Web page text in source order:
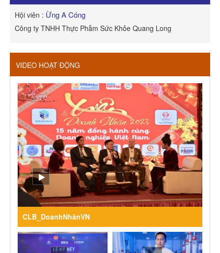
Hội viên : Ừng A Cóng
Công ty TNHH Thực Phẫm Sức Khỏe Quang Long
VIDEO HOẠT ĐỘNG
CLB_DoanhNhânVN